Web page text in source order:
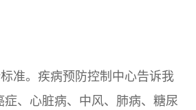
准。疾病预防控制中心告诉我
症、心脏病、中风、肺病、糖尿